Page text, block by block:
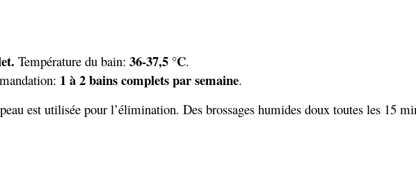
Température du bain: 36-37,5 °C.
1 à 2 bains complets par semaine.
est utilisée pour l’élimination. Des brossages humides doux toutes les 15